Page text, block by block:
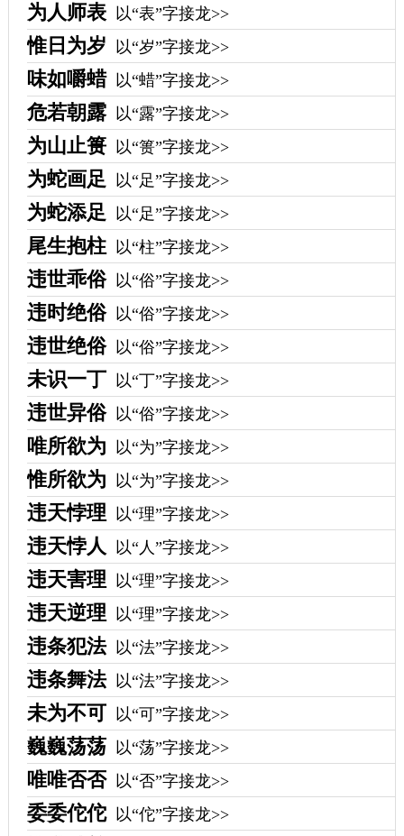
为人师表 以“表”字接龙>>
惟日为岁 以“岁”字接龙>>
味如嚼蜡 以“蜡”字接龙>>
危若朝露 以“露”字接龙>>
为山止篑 以“篑”字接龙>>
为蛇画足 以“足”字接龙>>
为蛇添足 以“足”字接龙>>
尾生抱柱 以“柱”字接龙>>
违世乖俗 以“俗”字接龙>>
违时绝俗 以“俗”字接龙>>
违世绝俗 以“俗”字接龙>>
未识一丁 以“丁”字接龙>>
违世异俗 以“俗”字接龙>>
唯所欲为 以“为”字接龙>>
惟所欲为 以“为”字接龙>>
违天悖理 以“理”字接龙>>
违天悖人 以“人”字接龙>>
违天害理 以“理”字接龙>>
违天逆理 以“理”字接龙>>
违条犯法 以“法”字接龙>>
违条舞法 以“法”字接龙>>
未为不可 以“可”字接龙>>
巍巍荡荡 以“荡”字接龙>>
唯唯否否 以“否”字接龙>>
委委佗佗 以“佗”字接龙>>